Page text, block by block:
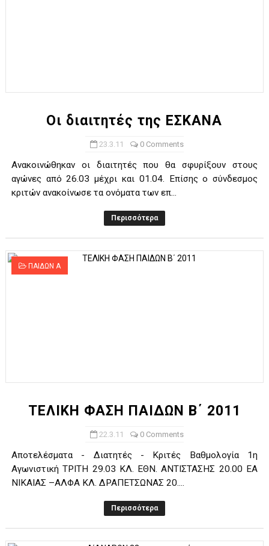
Οι διαιτητές της ΕΣΚΑΝΑ
23.3.11 0 Comments
Ανακοινώθηκαν οι διαιτητές που θα σφυρίξουν στους
αγώνες από 26.03 μέχρι και 01.04. Επίσης ο σύνδεσμος
κριτών ανακοίνωσε τα ονόματα των επ...
Περισσότερα
ΠΑΙΔΩΝ Α
ΤΕΛΙΚΗ ΦΑΣΗ ΠΑΙΔΩΝ Β΄ 2011
22.3.11 0 Comments
Αποτελέσματα - Διατητές - Κριτές Βαθμολογία 1η
Αγωνιστική ΤΡΙΤΗ 29.03 ΚΛ. ΕΘΝ. ΑΝΤΙΣΤΑΣΗΣ 20.00 ΕΑ
ΝΙΚΑΙΑΣ –ΑΛΦΑ ΚΛ. ΔΡΑΠΕΤΣΩΝΑΣ 20....
Περισσότερα